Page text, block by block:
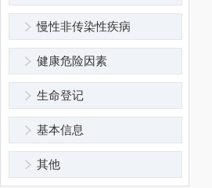
慢性非传染性疾病
健康危险因素
生命登记
基本信息
其他